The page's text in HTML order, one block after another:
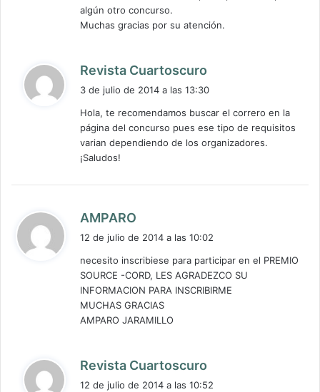
algún otro concurso.
Muchas gracias por su atención.
Revista Cuartoscuro
e
:
3 de julio de 2014 a las 13:30
Hola, te recomendamos buscar el correro en la
página del concurso pues ese tipo de requisitos
varian dependiendo de los organizadores.
¡Saludos!
AMPARO
e
:
12 de julio de 2014 a las 10:02
necesito inscribiese para participar en el PREMIO
SOURCE -CORD, LES AGRADEZCO SU
INFORMACION PARA INSCRIBIRME
MUCHAS GRACIAS
AMPARO JARAMILLO
Revista Cuartoscuro
12 de julio de 2014 a las 10:52